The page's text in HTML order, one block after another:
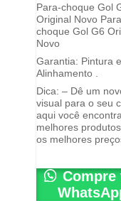
Para-choque Gol
Original Novo
choque Gol G6
Novo
Garantia: Pintura e
Alinhamento .
Dica: – Dê um
visual para o seu
aqui você
melhores
os melhores
Compre